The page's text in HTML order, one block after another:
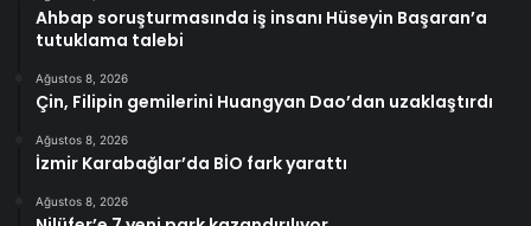
Ahbap soruşturmasında iş insanı Hüseyin Başaran’a
tutuklama talebi
Ağustos 8, 2026
Çin, Filipin gemilerini Huangyan Dao’dan uzaklaştırdı
Ağustos 8, 2026
İzmir Karabağlar’da BİO fark yarattı
Ağustos 8, 2026